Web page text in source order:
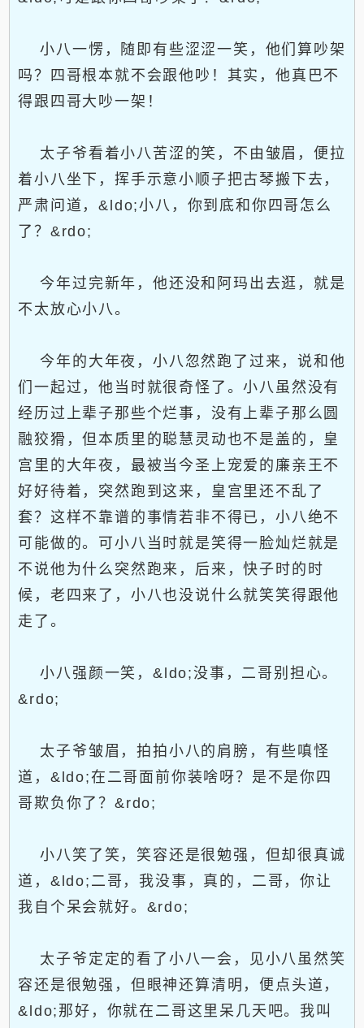
小八一愣，随即有些涩涩一笑，他们算吵架
吗？四哥根本就不会跟他吵！其实，他真巴不
得跟四哥大吵一架！
太子爷看着小八苦涩的笑，不由皱眉，便拉
着小八坐下，挥手示意小顺子把古琴搬下去，
严肃问道，&ldo;小八，你到底和你四哥怎么
了？&rdo;
今年过完新年，他还没和阿玛出去逛，就是
不太放心小八。
今年的大年夜，小八忽然跑了过来，说和他
们一起过，他当时就很奇怪了。小八虽然没有
经历过上辈子那些个烂事，没有上辈子那么圆
融狡猾，但本质里的聪慧灵动也不是盖的，皇
宫里的大年夜，最被当今圣上宠爱的廉亲王不
好好待着，突然跑到这来，皇宫里还不乱了
套？这样不靠谱的事情若非不得已，小八绝不
可能做的。可小八当时就是笑得一脸灿烂就是
不说他为什么突然跑来，后来，快子时的时
候，老四来了，小八也没说什么就笑笑得跟他
走了。
小八强颜一笑，&ldo;没事，二哥别担心。
&rdo;
太子爷皱眉，拍拍小八的肩膀，有些嗔怪
道，&ldo;在二哥面前你装啥呀？是不是你四
哥欺负你了？&rdo;
小八笑了笑，笑容还是很勉强，但却很真诚
道，&ldo;二哥，我没事，真的，二哥，你让
我自个呆会就好。&rdo;
太子爷定定的看了小八一会，见小八虽然笑
容还是很勉强，但眼神还算清明，便点头道，
&ldo;那好，你就在二哥这里呆几天吧。我叫